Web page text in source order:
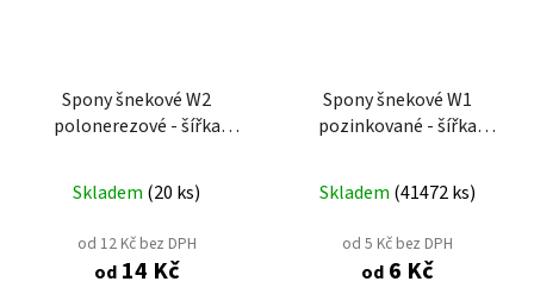
Spony šnekové W2
polonerezové - šířka
Skladem (20 ks)
od 12 Kč bez DPH
od14 Kč
Spony šnekové W1
pozinkované - šířka
Skladem (41472 ks)
od 5 Kč bez DPH
od 6 Kč